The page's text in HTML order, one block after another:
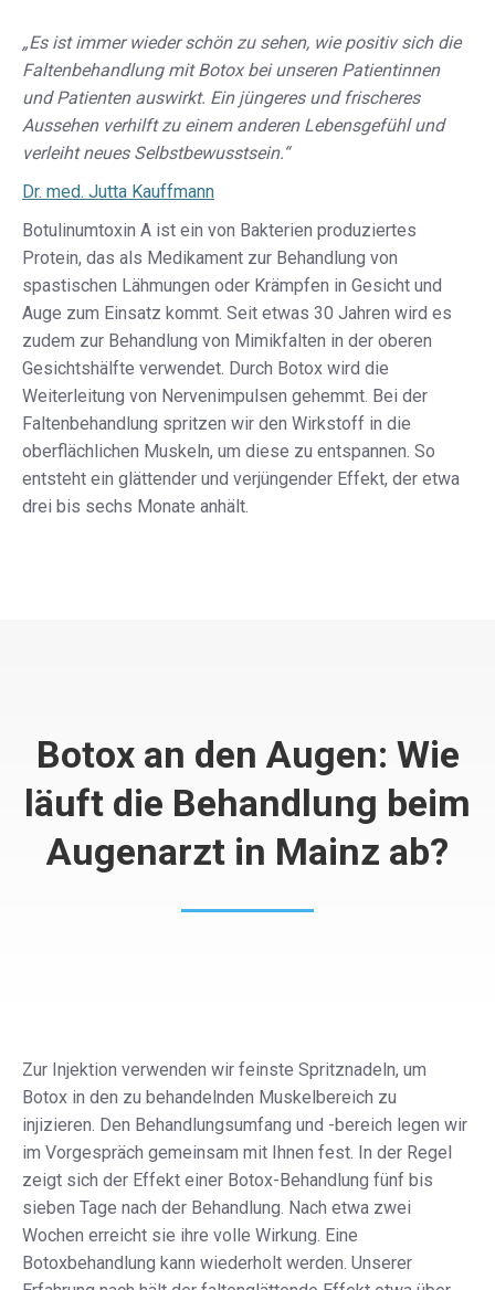
„Es ist immer wieder schön zu sehen, wie positiv sich die
Faltenbehandlung mit Botox bei unseren Patientinnen
und Patienten auswirkt. Ein jüngeres und frischeres
Aussehen verhilft zu einem anderen Lebensgefühl und
verleiht neues Selbstbewusstsein.“
Dr. med. Jutta Kauffmann
Botulinumtoxin A ist ein von Bakterien produziertes
Protein, das als Medikament zur Behandlung von
spastischen Lähmungen oder Krämpfen in Gesicht und
Auge zum Einsatz kommt. Seit etwas 30 Jahren wird es
zudem zur Behandlung von Mimikfalten in der oberen
Gesichtshälfte verwendet. Durch Botox wird die
Weiterleitung von Nervenimpulsen gehemmt. Bei der
Faltenbehandlung spritzen wir den Wirkstoff in die
oberflächlichen Muskeln, um diese zu entspannen. So
entsteht ein glättender und verjüngender Effekt, der etwa
drei bis sechs Monate anhält.
Botox an den Augen: Wie
läuft die Behandlung beim
Augenarzt in Mainz ab?
Zur Injektion verwenden wir feinste Spritznadeln, um
Botox in den zu behandelnden Muskelbereich zu
injizieren. Den Behandlungsumfang und -bereich legen wir
im Vorgespräch gemeinsam mit Ihnen fest. In der Regel
zeigt sich der Effekt einer Botox-Behandlung fünf bis
sieben Tage nach der Behandlung. Nach etwa zwei
Wochen erreicht sie ihre volle Wirkung. Eine
Botoxbehandlung kann wiederholt werden. Unserer